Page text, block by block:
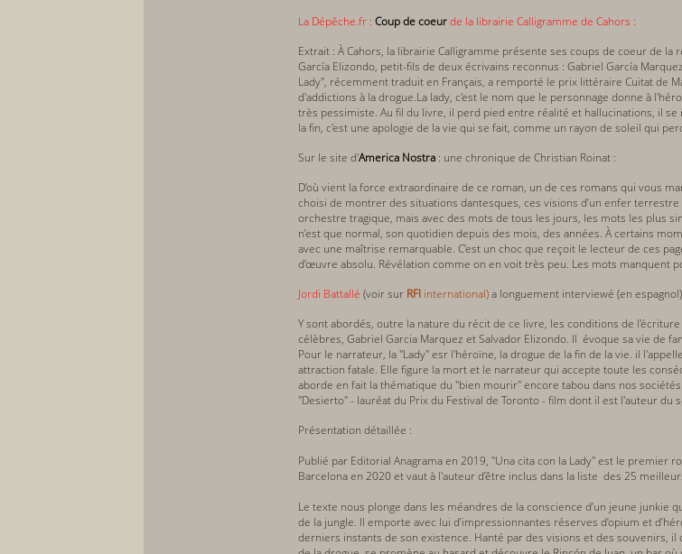
La Dépêche.fr : Coup de coeurde la librairie Calligramme de Cahors :
Extrait : À Cahors, la librairie Calligramme présente ses coups de coeur de
García Elizondo, petit-fils de deux écrivains reconnus : Gabriel García
Lady", récemment traduit en Français, a remporté le prix littéraire Cuitat de
d'addictions à la drogue.La lady, c'est le nom que le personnage donne à
très pessimiste. Au fil du livre, il perd pied entre réalité et hallucinations, il
la fin, c'est une apologie de la vie qui se fait, comme un rayon de soleil qui
Sur le site d'America Nostra : une chronique de Christian Roinat :
D’où vient la force extraordinaire de ce roman, un de ces romans qui vous
choisi de montrer des situations dantesques, ces visions d’un enfer
orchestre tragique, mais avec des mots de tous les jours, les mots les plus
n’est que normal, son quotidien depuis des mois, des années. À certains
avec une maîtrise remarquable. C’est un choc que reçoit le lecteur de ces
d’œuvre absolu. Révélation comme on en voit très peu. Les mots manquent
Jordi Battallé (voir sur RFI international)a longuement interviewé (en
Y sont abordés, outre la nature du récit de ce livre, les conditions de
célèbres, Gabriel Garcia Marquez et Salvador Elizondo. Il évoque sa vie de
Pour le narrateur, la "Lady" esr l'héroïne, la drogue de la fin de la vie. il
attraction fatale. Elle figure la mort et le narrateur qui accepte toute les
aborde en fait la thématique du "bien mourir" encore tabou dans nos
"Desierto" - lauréat du Prix du Festival de Toronto - film dont il est l'auteur du
Présentation détaillée :
Publié par Editorial Anagrama en 2019, "Una cita con la Lady" est le
Barcelona en 2020 et vaut à l'auteur d’être inclus dans la liste des 25
Le texte nous plonge dans les méandres de la conscience d’un jeune junkie
de la jungle. Il emporte avec lui d’impressionnantes réserves d’opium et
derniers instants de son existence. Hanté par des visions et des souvenirs,